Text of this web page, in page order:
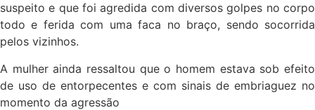
suspeito e que foi agredida com diversos golpes no corpo
todo e ferida com uma faca no braço, sendo socorrida
pelos vizinhos.
A mulher ainda ressaltou que o homem estava sob efeito
de uso de entorpecentes e com sinais de embriaguez no
momento da agressão